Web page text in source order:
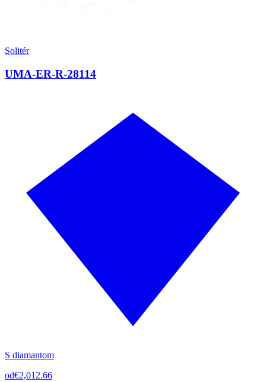
Solitér
UMA-ER-R-28114
S diamantom
od€2,012.66